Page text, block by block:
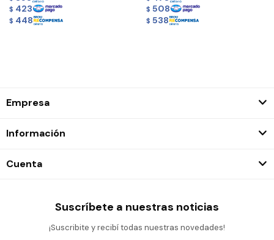
$ 423
$ 448
$ 508
$ 538
Empresa
Información
Cuenta
Suscríbete a nuestras noticias
¡Suscribite y recibí todas nuestras novedades!